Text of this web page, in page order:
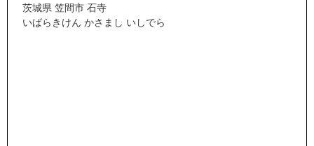
茨城県 笠間市 石寺
いばらきけん かさまし いしでら